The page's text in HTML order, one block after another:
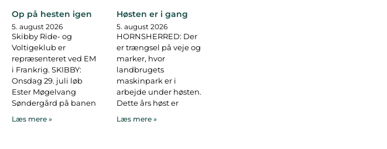
Op på hesten igen
5. august 2026
Skibby Ride- og
Voltigeklub er
repræsenteret ved EM
i Frankrig. SKIBBY:
Onsdag 29. juli løb
Ester Møgelvang
Søndergård på banen
Læs mere »
Høsten er i gang
5. august 2026
HORNSHERRED: Der
er trængsel på veje og
marker, hvor
landbrugets
maskinpark er i
arbejde under høsten.
Dette års høst er
Læs mere »